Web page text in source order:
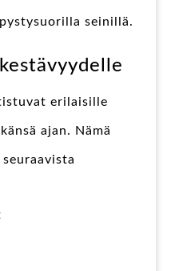
seinillä.
erilaisille
ajan. Nämä